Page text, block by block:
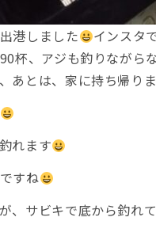
港しました
インスタ
杯、アジも釣りながら
あとは、家に持ち帰り
れます
すね
、サビキで底から釣れ